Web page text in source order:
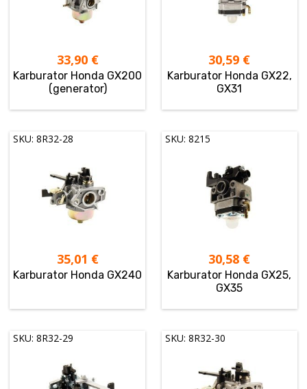
33,90 €
Karburator Honda GX200
(generator)
30,59 €
Karburator Honda GX22,
GX31
SKU: 8R32-28
35,01 €
Karburator Honda GX240
SKU: 8215
30,58 €
Karburator Honda GX25,
GX35
SKU: 8R32-29 SKU: 8R32-30